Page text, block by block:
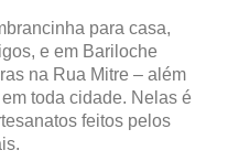
para casa,
e em Bariloche
na Rua Mitre – além
toda cidade. Nelas é
feitos pelos